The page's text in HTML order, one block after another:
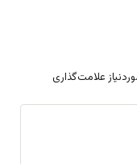
علامت‌گذاری